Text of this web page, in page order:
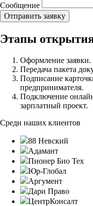
Сообщение
Этапы
Оформление заявки.
Передача пакета
Подписание
предпринимателя.
Подключение
зарплатный проект.
Среди наших клиентов
88 Невский
Адамант
Пионер Био Тех
Юр-Глобал
Аргумент
Дари Право
ЦентрКонсалт